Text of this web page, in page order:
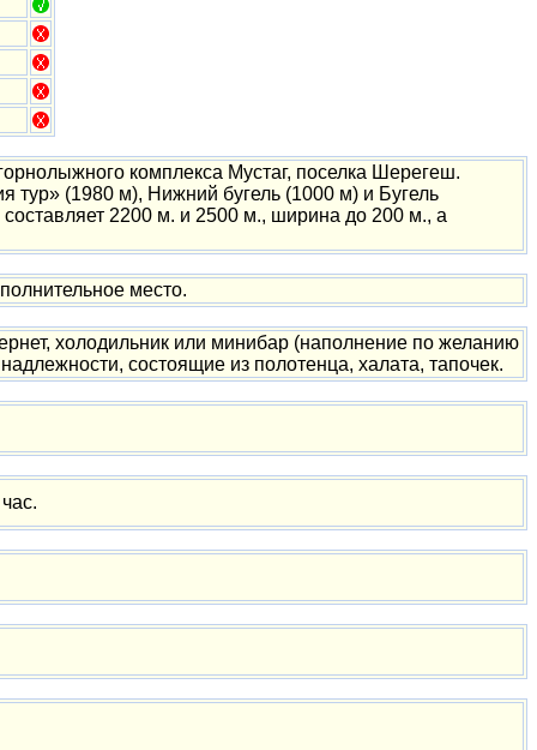
комплекса Мустаг, поселка Шерегеш.
тур» (1980 м), Нижний бугель (1000 м) и Бугель
2200 м. и 2500 м., ширина до 200 м., а
место.
холодильник или минибар (наполнение по желанию
состоящие из полотенца, халата, тапочек.